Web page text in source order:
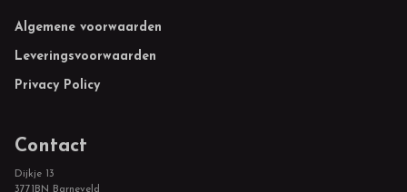
Footer
Algemene voorwaarden
Leveringsvoorwaarden
Privacy Policy
Contact
Dijkje 13
3771BN Barneveld